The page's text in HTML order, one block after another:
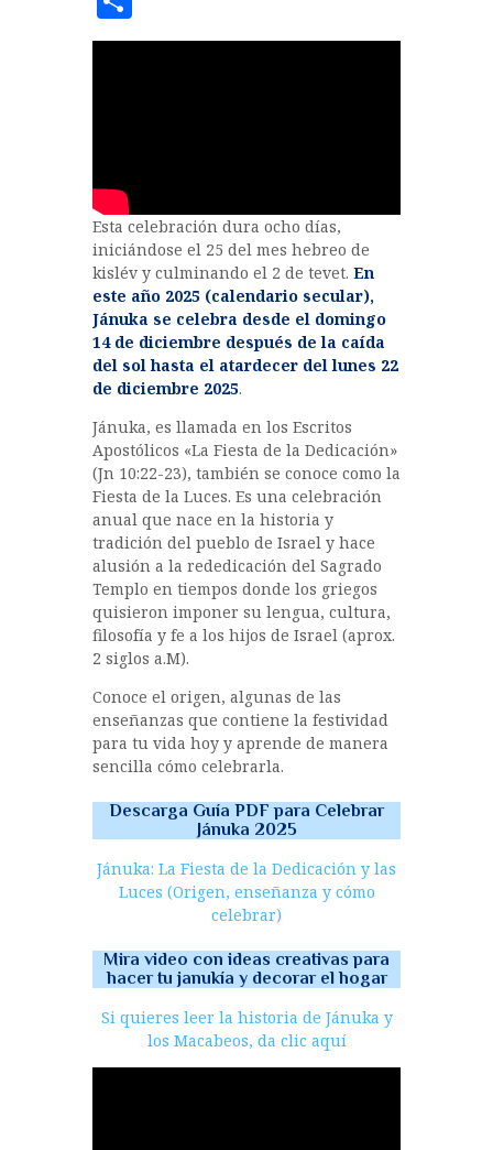
c
k
it at
o
ir
Esta celebración dura ocho días,
iniciándose el 25 del mes hebreo de
kislév y culminando el 2 de tevet. En
este año 2025 (calendario secular),
Jánuka se celebra desde el domingo
14 de diciembre después de la caída
del sol hasta el atardecer del lunes 22
de diciembre 2025.
Jánuka, es llamada en los Escritos
Apostólicos «La Fiesta de la Dedicación»
(Jn 10:22-23), también se conoce como la
Fiesta de la Luces. Es una celebración
anual que nace en la historia y
tradición del pueblo de Israel y hace
alusión a la rededicación del Sagrado
Templo en tiempos donde los griegos
quisieron imponer su lengua, cultura,
filosofía y fe a los hijos de Israel (aprox.
2 siglos a.M).
Conoce el origen, algunas de las
enseñanzas que contiene la festividad
para tu vida hoy y aprende de manera
sencilla cómo celebrarla.
Descarga Guía PDF para Celebrar
Jánuka 2025
Jánuka: La Fiesta de la Dedicación y las
Luces (Origen, enseñanza y cómo
celebrar)
Mira video con ideas creativas para
hacer tu janukía y decorar el hogar
Si quieres leer la historia de Jánuka y
los Macabeos, da clic aquí